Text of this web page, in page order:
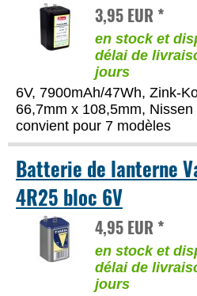
3,95 EUR *
en stock et
délai de
jours
6V, 7900mAh/47Wh, Zink-
66,7mm x 108,5mm, Nissen
convient pour 7 modèles
Batterie de lanterne
4R25 bloc 6V
4,95 EUR *
en stock et
délai de
jours